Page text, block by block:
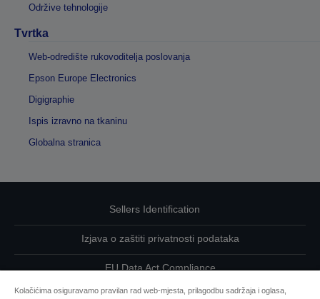
Održive tehnologije
Tvrtka
Web-odredište rukovoditelja poslovanja
Epson Europe Electronics
Digigraphie
Ispis izravno na tkaninu
Globalna stranica
Sellers Identification
Izjava o zaštiti privatnosti podataka
EU Data Act Compliance
Kolačićima osiguravamo pravilan rad web-mjesta, prilagodbu sadržaja i oglasa,